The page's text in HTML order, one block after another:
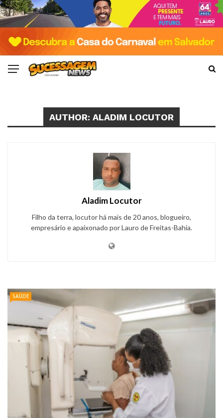
AUTHOR: ALADIM LOCUTOR
Aladim Locutor
Filho da terra, locutor há mais de 20 anos, blogueiro,
empresário e apaixonado por Lauro de Freitas-Bahia.
SAÚDE